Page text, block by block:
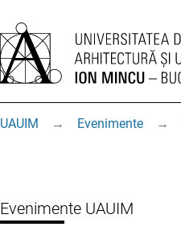
UAUIM → Evenimente →
Evenimente UAUIM